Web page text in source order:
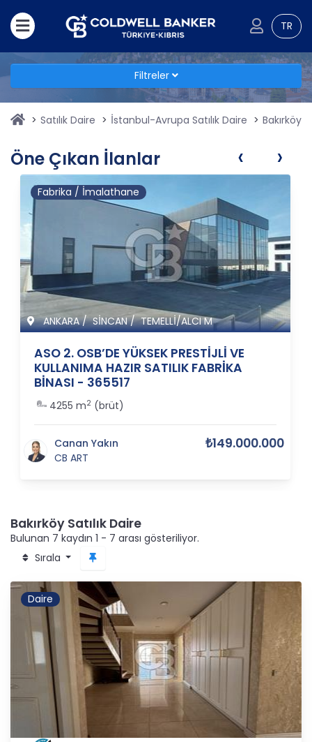
TR
Filtreler
Satılık Daire İstanbul-Avrupa Satılık Daire Bakırköy
Öne Çıkan İlanlar
Fabrika / İmalathane
ANKARA/ SİNCAN/TEMELLİ/ALCI M
ASO 2. OSB’DE YÜKSEK PRESTİJLİ VE
KULLANIMA HAZIR SATILIK FABRİKA
BİNASI - 365517
4255 m2 (brüt)
Canan Yakın
CB ART
₺149.000.000
‹ ›
Bakırköy Satılık Daire
Bulunan 7 kaydın 1 - 7 arası gösteriliyor.
Sırala
Daire